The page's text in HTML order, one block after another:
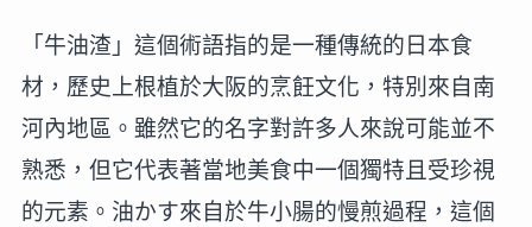
「牛油渣」這個術語指的是一種傳統的日本食
材，歷史上根植於大阪的烹飪文化，特別來自南
河內地區。雖然它的名字對許多人來說可能並不
熟悉，但它代表著當地美食中一個獨特且受珍視
的元素。油かす來自於牛小腸的慢煎過程，這個